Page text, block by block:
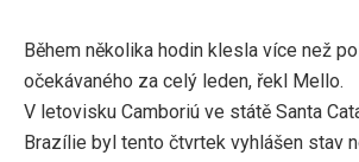
Během několika hodin klesla více než
očekávaného za celý leden, řekl Mello.
V letovisku Camboriú ve státě Santa
Brazílie byl tento čtvrtek vyhlášen stav